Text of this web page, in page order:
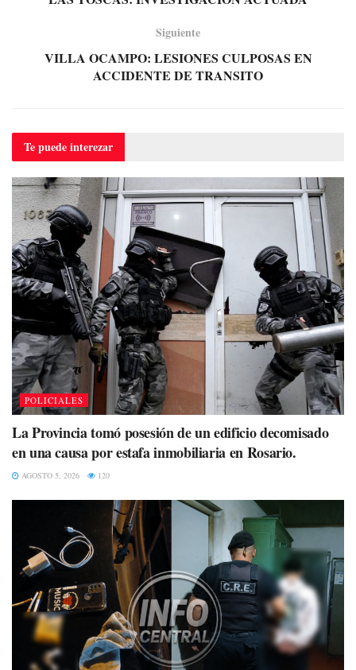
Siguiente
VILLA OCAMPO: LESIONES CULPOSAS EN
ACCIDENTE DE TRANSITO
Te puedeinterezar
POLICIALES
La Provincia tomó posesión de un edificio decomisado
en una causa por estafa inmobiliaria en Rosario.
AGOSTO 5, 2026 120